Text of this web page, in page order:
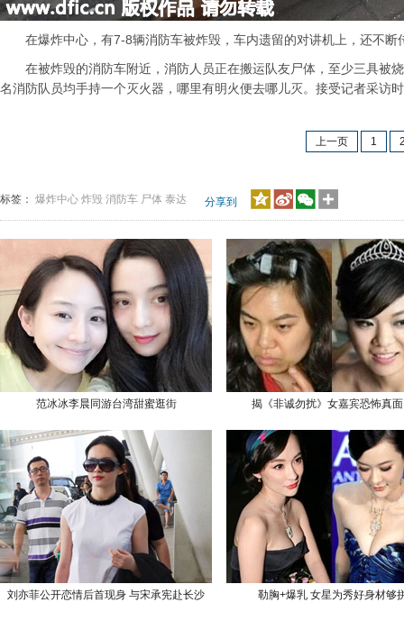
在爆炸中心，有7-8辆消防车被炸毁，车内遗留的对讲机上，还不断
在被炸毁的消防车附近，消防人员正在搬运队友尸体，至少三具被
名消防队员均手持一个灭火器，哪里有明火便去哪儿灭。接受记者采访
上一页 1
标签： 爆炸中心 炸毁 消防车 尸体 泰达 分享到
范冰冰李晨同游台湾甜蜜逛街
刘亦菲公开恋情后首现身 与宋承宪赴长沙
揭《非诚勿扰》女嘉宾恐怖真
勒胸+爆乳 女星为秀好身材够